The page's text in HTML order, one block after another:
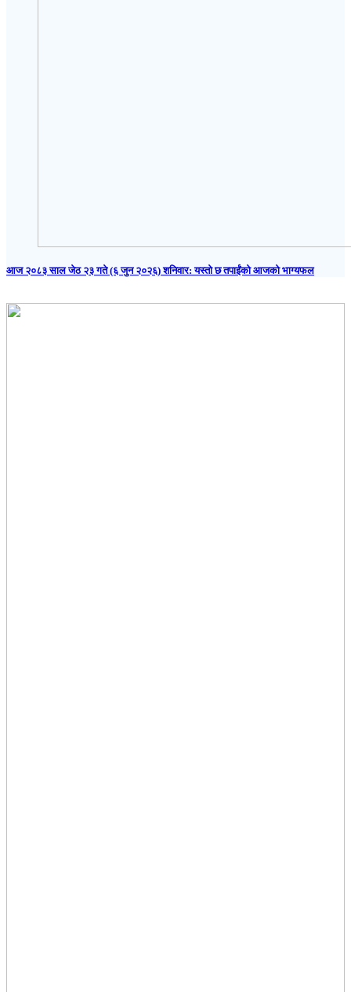
आज २०८३ साल जेठ २३ गते (६ जुन २०२६) शनिवार: यस्तो छ तपाईंको आजको भाग्यफल